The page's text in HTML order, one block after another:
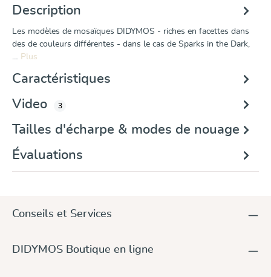
Description
Les modèles de mosaïques DIDYMOS - riches en facettes dans
des de couleurs différentes - dans le cas de Sparks in the Dark,
… Plus
Caractéristiques
Video
3
Tailles d'écharpe & modes de nouage
Évaluations
Conseils et Services
DIDYMOS Boutique en ligne